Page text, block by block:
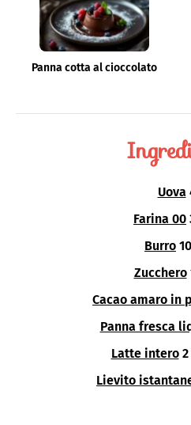
Panna cotta al cioccolato
Uova
Farina 00
Burro
Zucchero
Cacao amaro in
Panna fresca
Latte intero
Lievito